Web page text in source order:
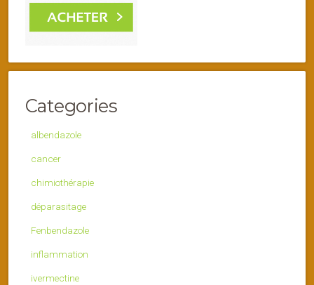
Categories
albendazole
cancer
chimiothérapie
déparasitage
Fenbendazole
inflammation
ivermectine